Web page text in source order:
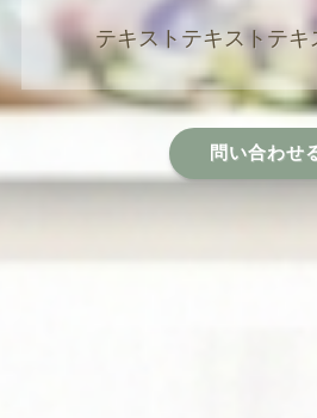
テキストテキストテキ
問い合わせ